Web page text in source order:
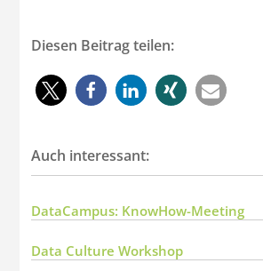
Diesen Beitrag teilen:
Auch interessant:
DataCampus: KnowHow-Meeting
Data Culture Workshop